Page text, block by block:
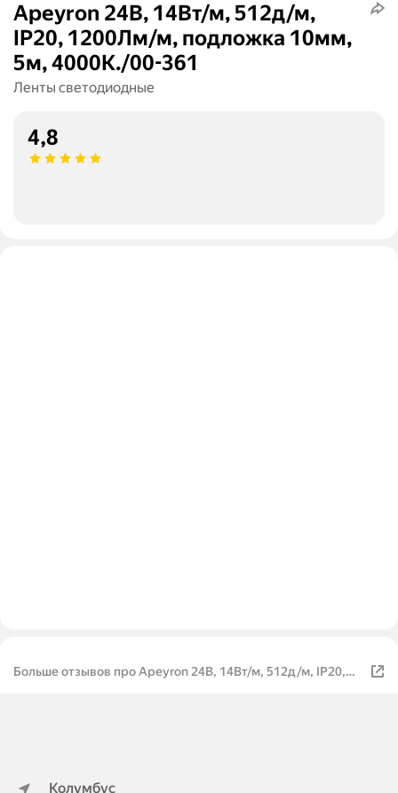
Apeyron 24В, 14Вт/м, 512д/м,
IP20, 1200Лм/м, подложка 10мм,
5м, 4000К./00-361
Ленты светодиодные
4,8
Больше отзывов про Apeyron 24В, 14Вт/м, 512д/м, IP20,
Колумбус